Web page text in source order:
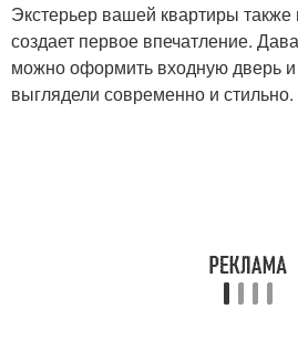
Экстерьер вашей квартиры также
создает первое впечатление.
можно оформить входную дверь
выглядели современно и стильно.